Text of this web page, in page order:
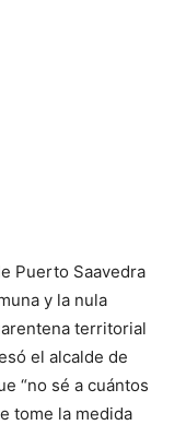
Puerto Saavedra
y la nula
territorial
el alcalde de
“no sé a cuántos
tome la medida